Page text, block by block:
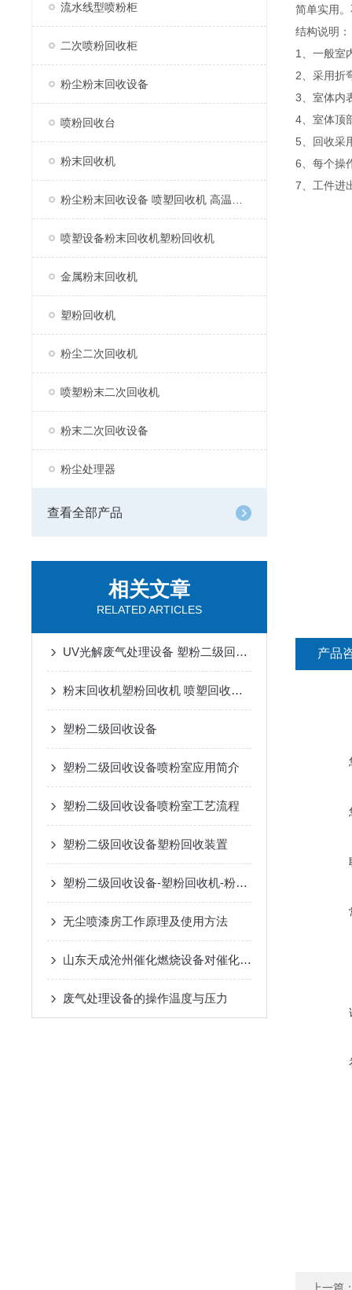
流水线型喷粉柜
二次喷粉回收柜
粉尘粉末回收设备
喷粉回收台
粉末回收机
喷塑设备粉末回收机塑粉回收机
金属粉末回收机
塑粉回收机
粉尘二次回收机
喷塑粉末二次回收机
粉末二次回收设备
粉尘处理器
查看全部产品
相关文章
RELATED ARTICLES
UV光解废气处理设备 塑粉二级回收设备
粉末回收机塑粉回收机 喷塑回收设备
塑粉二级回收设备
塑粉二级回收设备喷粉室应用简介
塑粉二级回收设备喷粉室工艺流程
塑粉二级回收设备塑粉回收装置
塑粉二级回收设备-塑粉回收机-粉末回收机
无尘喷漆房工作原理及使用方法
山东天成沧州催化燃烧设备对催化剂的性能要求
废气处理设备的操作温度与压力
简单实用
结构说明：
1、一般室
2、采用折
3、室体内
4、室体顶
5、回收采
6、每个操
7、工件进
产品